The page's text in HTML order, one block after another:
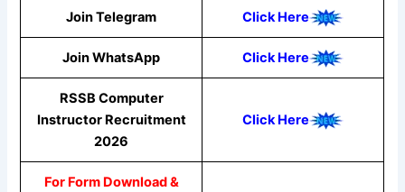
Join Telegram Click Here
Join WhatsApp ClickHere
RSSB Computer
Instructor Recruitment
2026
Click Here
For Form Download &